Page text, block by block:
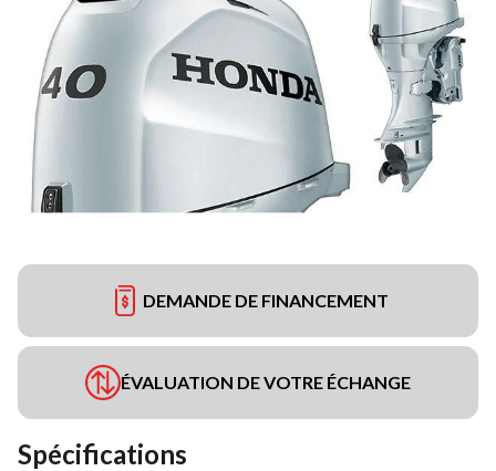
DEMANDE DE FINANCEMENT
ÉVALUATION DE VOTRE ÉCHANGE
Spécifications